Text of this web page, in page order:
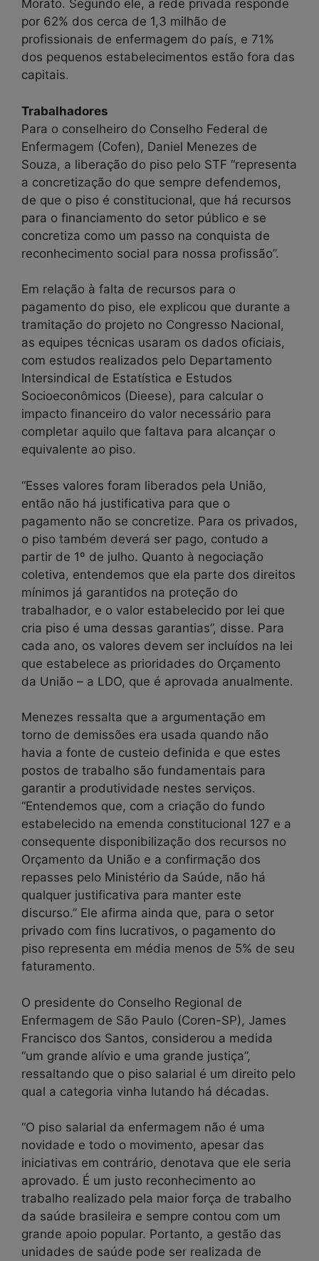
Morato. Segundo ele, a rede privada responde
por 62% dos cerca de 1,3 milhão de
profissionais de enfermagem do país, e 71%
dos pequenos estabelecimentos estão fora das
capitais.
Trabalhadores
Para o conselheiro do Conselho Federal de
Enfermagem (Cofen), Daniel Menezes de
Souza, a liberação do piso pelo STF “representa
a concretização do que sempre defendemos,
de que o piso é constitucional, que há recursos
para o financiamento do setor público e se
concretiza como um passo na conquista de
reconhecimento social para nossa profissão”.
Em relação à falta de recursos para o
pagamento do piso, ele explicou que durante a
tramitação do projeto no Congresso Nacional,
as equipes técnicas usaram os dados oficiais,
com estudos realizados pelo Departamento
Intersindical de Estatística e Estudos
Socioeconômicos (Dieese), para calcular o
impacto financeiro do valor necessário para
completar aquilo que faltava para alcançar o
equivalente ao piso.
“Esses valores foram liberados pela União,
então não há justificativa para que o
pagamento não se concretize. Para os privados,
o piso também deverá ser pago, contudo a
partir de 1º de julho. Quanto à negociação
coletiva, entendemos que ela parte dos direitos
mínimos já garantidos na proteção do
trabalhador, e o valor estabelecido por lei que
cria piso é uma dessas garantias”, disse. Para
cada ano, os valores devem ser incluídos na lei
que estabelece as prioridades do Orçamento
da União – a LDO, que é aprovada anualmente.
Menezes ressalta que a argumentação em
torno de demissões era usada quando não
havia a fonte de custeio definida e que estes
postos de trabalho são fundamentais para
garantir a produtividade nestes serviços.
“Entendemos que, com a criação do fundo
estabelecido na emenda constitucional 127 e a
consequente disponibilização dos recursos no
Orçamento da União e a confirmação dos
repasses pelo Ministério da Saúde, não há
qualquer justificativa para manter este
discurso.” Ele afirma ainda que, para o setor
privado com fins lucrativos, o pagamento do
piso representa em média menos de 5% de seu
faturamento.
O presidente do Conselho Regional de
Enfermagem de São Paulo (Coren-SP), James
Francisco dos Santos, considerou a medida
“um grande alívio e uma grande justiça”,
ressaltando que o piso salarial é um direito pelo
qual a categoria vinha lutando há décadas.
“O piso salarial da enfermagem não é uma
novidade e todo o movimento, apesar das
iniciativas em contrário, denotava que ele seria
aprovado. É um justo reconhecimento ao
trabalho realizado pela maior força de trabalho
da saúde brasileira e sempre contou com um
grande apoio popular. Portanto, a gestão das
unidades de saúde pode ser realizada de